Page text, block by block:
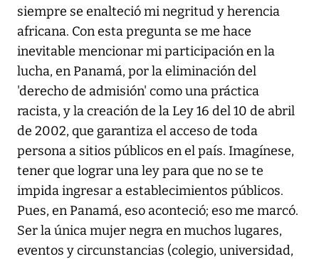
siempre se enalteció mi negritud y herencia
africana. Con esta pregunta se me hace
inevitable mencionar mi participación en la
lucha, en Panamá, por la eliminación del
'derecho de admisión' como una práctica
racista, y la creación de la Ley 16 del 10 de abril
de 2002, que garantiza el acceso de toda
persona a sitios públicos en el país. Imagínese,
tener que lograr una ley para que no se te
impida ingresar a establecimientos públicos.
Pues, en Panamá, eso aconteció; eso me marcó.
Ser la única mujer negra en muchos lugares,
eventos y circunstancias (colegio, universidad,